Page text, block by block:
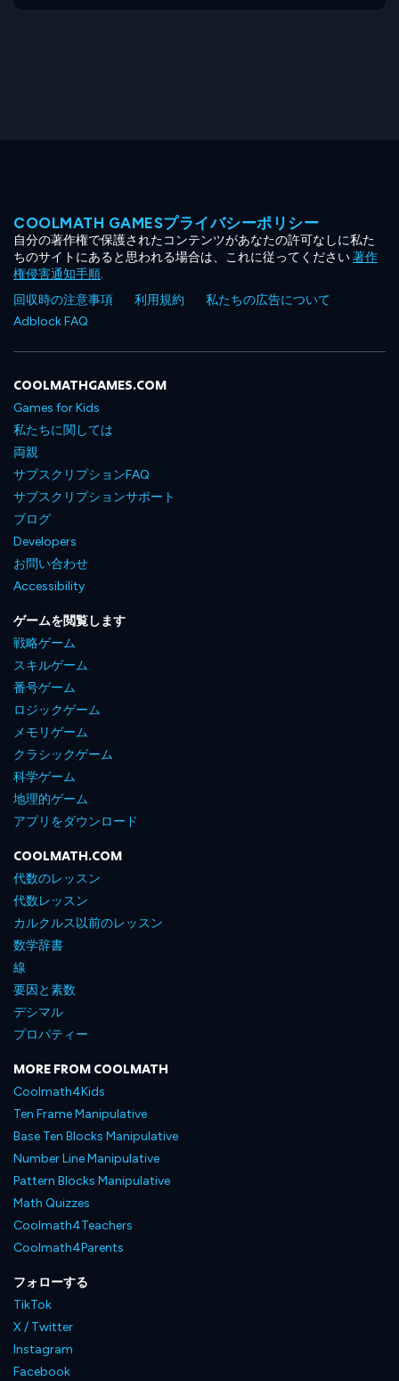
COOLMATH GAMESプライバシーポリシー
自分の著作権で保護されたコンテンツがあなたの許可なしに私た
ちのサイトにあると思われる場合は、これに従ってください著作
権侵害通知手順.
回収時の注意事項
利用規約
私たちの広告について
Adblock FAQ
COOLMATHGAMES.COM
Games for Kids
私たちに関しては
両親
サブスクリプションFAQ
サブスクリプションサポート
ブログ
Developers
お問い合わせ
Accessibility
ゲームを閲覧します
戦略ゲーム
スキルゲーム
番号ゲーム
ロジックゲーム
メモリゲーム
クラシックゲーム
科学ゲーム
地理的ゲーム
アプリをダウンロード
COOLMATH.COM
代数のレッスン
代数レッスン
カルクルス以前のレッスン
数学辞書
線
要因と素数
デシマル
プロパティー
MORE FROM COOLMATH
Coolmath4Kids
Ten Frame Manipulative
Base Ten Blocks Manipulative
Number Line Manipulative
Pattern Blocks Manipulative
Math Quizzes
Coolmath4Teachers
Coolmath4Parents
フォローする
TikTok
X / Twitter
Instagram
Facebook